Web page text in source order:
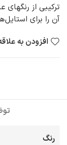
ترکیبی از
آن را برای
افزودن به
رنگ